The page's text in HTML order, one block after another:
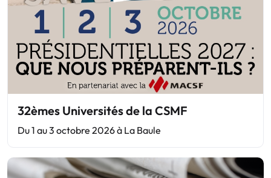
32èmes Universités de la CSMF
Du 1 au 3 octobre 2026 à La Baule